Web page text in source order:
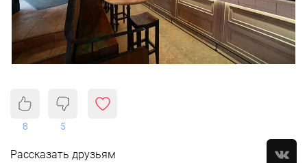
8 5
Рассказать друзьям